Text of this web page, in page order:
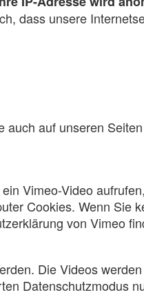
dass unsere
auf unseren
Vimeo-Video
Cookies. Wenn Sie
von Vimeo
Die Videos
Datenschutzmodus